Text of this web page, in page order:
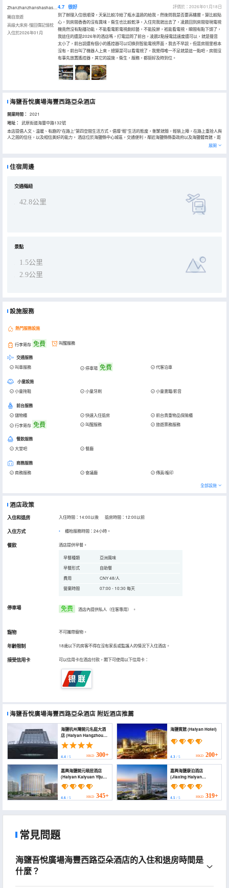
Zhanzhanzhanshashasha
獨自旅遊
高級大床房-慢回彈記憶枕
入住於2026年01月
4.7 很好
評價於：2026年01月18日
到了辦理入住很順滑，天氣比較冷給了瓶水温過的給我，然後問我是否要高樓層，算比較貼
心，到房間香香的沒有異味，衞生也比較乾淨，入住完我就出去了，凌晨回到房間發現電視
機竟然沒有點播功能，不能看電影電視劇綜藝，不能投屏，衹能看電視，瞬間有點下頭了，
我這住的還是2026年的酒店嗎，打電話問了前台，凌晨2點接電話速度還可以，就是聲音
太小了，前台説還有個小的遙控器可以切換到智能電視界面，我去不早説，但是房間里根本
沒有，前台叫了機器人上來，總算是可以看電視了，我覺得唯一不足就是這一點吧，房間沒
有事先放置遙控器，其它的設施，衞生，服務，都挺好及時到位。
海鹽吾悅廣場海豐西路亞朵酒店
開業時間： 2021
地址：
武原街道海豐中路132號
本店提倡人文、温暖、有趣的“在路上”第四空間生活方式。倡導“輕”生活的態度，刪繁就簡，輕裝上陣，在路上重拾人與
人之間的信任，以及相信美好的能力。 酒店位於海鹽縣中心城區，交通便利，鄰近海鹽縣縣委政府以及海鹽體育館，距
酒店以閲讀和攝影為主題，所有床品均採用國際品牌普蘭特定製床墊、記憶枕，裸棉系列，體研究所繫列洗護沐三件
在亞朵，總有不期而遇的温暖！
展開
住宿周邊
交通樞紐
42.8公里
景點
1.5公里
2.9公里
設施服務
熱門服務設施
行李寄存 免費 叫醒服務
交通服務
叫車服務 停車場 免費 代客泊車
小童設施
小童拖鞋 小童牙刷 小童書籍/影音
前台服務
儲物櫃 快速入住退房
前台貴重物品保險櫃
行李寄存 免費 叫醒服務 旅遊票務服務
餐飲服務
大堂吧 餐廳
商務服務
商務服務 會議廳 傳真/複印
全部設施
酒店政策
入住和退房 入住時間：14:00以後 退房時間：12:00以前
入住方式 櫃枱服務時間：24小時。
餐飲 酒店提供早餐。
早餐種類
亞洲風味
早餐形式
自助餐
費用
CNY 48/人
營業時間
07:00 - 10:30 每天
停車場 免费 酒店內提供私人（住客專用） 。
寵物 不可攜帶寵物。
年齡限制 18歲以下的房客不得在沒有家長或監護人的情況下入住酒店。
接受信用卡 可以信用卡在酒店付款，閣下可使用以下信用卡：
海鹽吾悅廣場海豐西路亞朵酒店 附近酒店推薦
海鹽杭州灣開元名庭大酒
店 (Haiyan Hangzhou
Bay Maison New
Century Grand Hotel)
4.4 / 5 HKD 300+
海鹽賓館 (Haiyan Hotel)
4.3/ 5 HKD 200+
嘉興海鹽開元頤居酒店
(Haiyan Kaiyuan Yiju
Hotel)
4.6 / 5 HKD 345+
嘉興海鹽康泊酒店
(Jiaxing Haiyan
Kangbo Hotel)
4.5/ 5 HKD 319+
常見問題
海鹽吾悅廣場海豐西路亞朵酒店的入住和退房時間是
什麼？